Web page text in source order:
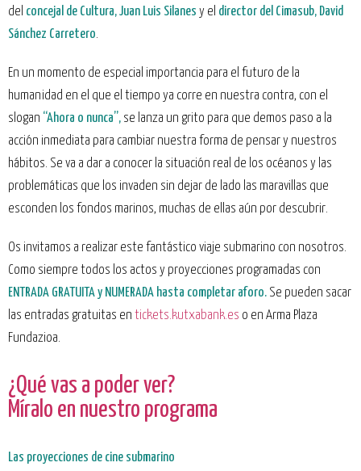
del concejal de Cultura, Juan Luis Silanes y el director del Cimasub, David
Sánchez Carretero.
En un momento de especial importancia para el futuro de la
humanidad en el que el tiempo ya corre en nuestra contra, con el
slogan “Ahora o nunca”, se lanza un grito para que demos paso a la
acción inmediata para cambiar nuestra forma de pensar y nuestros
hábitos. Se va a dar a conocer la situación real de los océanos y las
problemáticas que los invaden sin dejar de lado las maravillas que
esconden los fondos marinos, muchas de ellas aún por descubrir.
Os invitamos a realizar este fantástico viaje submarino con nosotros.
Como siempre todos los actos y proyecciones programadas con
ENTRADA GRATUITA y NUMERADA hasta completar aforo. Se pueden sacar
las entradas gratuitas en tickets.kutxabank.es o en Arma Plaza
Fundazioa.
¿Qué vas a poder ver?
Míralo en nuestro programa
Las proyecciones de cine submarino